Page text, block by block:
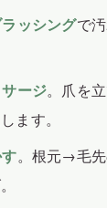
ッシングで
ージ。爪を
ます。
。根元→毛